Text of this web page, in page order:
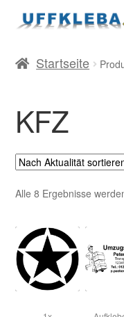
Zur
Navigation
Zum
Inhalt
Start
Kasse
Mein Konto
Versandkosten
Startseite
KFZ
Alle 8 Ergebnisse